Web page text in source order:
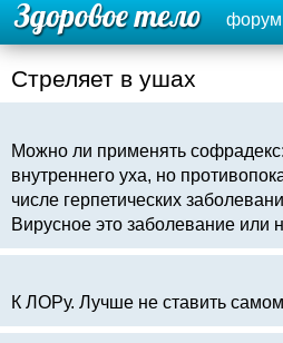
форум
Стреляет в ушах
Можно ли применять
внутреннего уха, но
числе герпетических
Вирусное это заболевание или
К ЛОРу. Лучше не ставить